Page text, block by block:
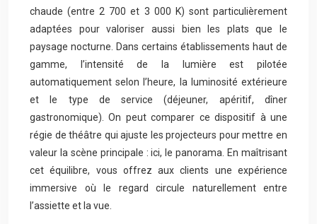
chaude (entre 2 700 et 3 000 K) sont particulièrement
adaptées pour valoriser aussi bien les plats que le
paysage nocturne. Dans certains établissements haut de
gamme, l’intensité de la lumière est pilotée
automatiquement selon l’heure, la luminosité extérieure
et le type de service (déjeuner, apéritif, dîner
gastronomique). On peut comparer ce dispositif à une
régie de théâtre qui ajuste les projecteurs pour mettre en
valeur la scène principale : ici, le panorama. En maîtrisant
cet équilibre, vous offrez aux clients une expérience
immersive où le regard circule naturellement entre
l’assiette et la vue.